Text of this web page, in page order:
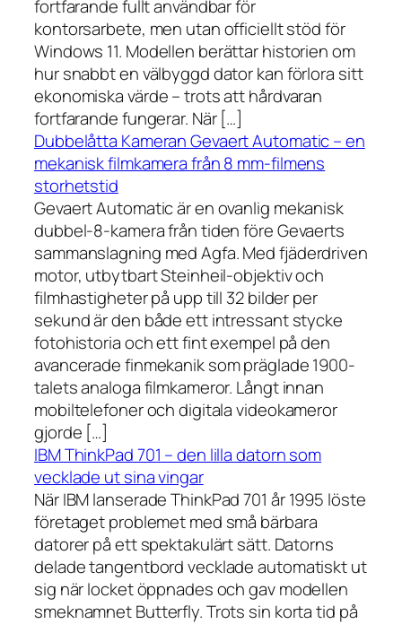
fortfarande fullt användbar för
kontorsarbete, men utan officiellt stöd för
Windows 11. Modellen berättar historien om
hur snabbt en välbyggd dator kan förlora sitt
ekonomiska värde – trots att hårdvaran
fortfarande fungerar. När […]
Dubbelåtta Kameran Gevaert Automatic – en
mekanisk filmkamera från 8 mm-filmens
storhetstid
Gevaert Automatic är en ovanlig mekanisk
dubbel-8-kamera från tiden före Gevaerts
sammanslagning med Agfa. Med fjäderdriven
motor, utbytbart Steinheil-objektiv och
filmhastigheter på upp till 32 bilder per
sekund är den både ett intressant stycke
fotohistoria och ett fint exempel på den
avancerade finmekanik som präglade 1900-
talets analoga filmkameror. Långt innan
mobiltelefoner och digitala videokameror
gjorde […]
IBM ThinkPad 701 – den lilla datorn som
vecklade ut sina vingar
När IBM lanserade ThinkPad 701 år 1995 löste
företaget problemet med små bärbara
datorer på ett spektakulärt sätt. Datorns
delade tangentbord vecklade automatiskt ut
sig när locket öppnades och gav modellen
smeknamnet Butterfly. Trots sin korta tid på